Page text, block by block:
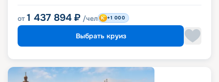
от 1 437 894 ₽ /чел +1 000
Выбрать круиз